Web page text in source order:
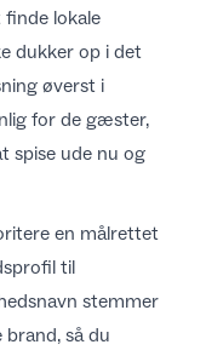
lokale
dukker op i det
øverst i
for de gæster,
spise ude nu og
en målrettet
til
stemmer
så du